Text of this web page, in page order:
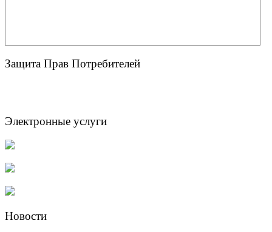
Защита Прав Потребителей
Электронные услуги
Новости